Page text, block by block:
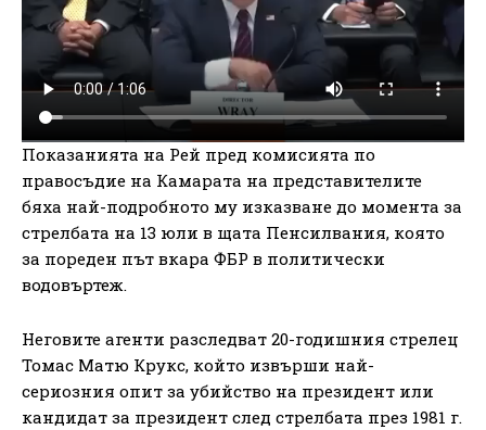
Показанията на Рей пред комисията по
правосъдие на Камарата на представителите
бяха най-подробното му изказване до момента за
стрелбата на 13 юли в щата Пенсилвания, която
за пореден път вкара ФБР в политически
водовъртеж.
Неговите агенти разследват 20-годишния стрелец
Томас Матю Крукс, който извърши най-
сериозния опит за убийство на президент или
кандидат за президент след стрелбата през 1981 г.